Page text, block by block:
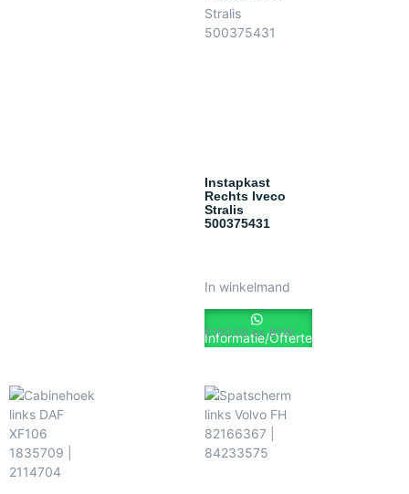
Instapkast
Rechts Iveco
Stralis
500375431
€100.00 ex. BTW
In winkelmand
Informatie/Offerte